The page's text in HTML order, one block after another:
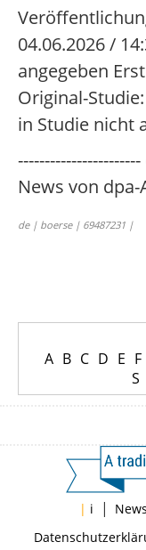
04.06.2026 /
angegeben
Original-
in Studie nicht
News von dpa-
de | boerse | 69487231 |
A B C D E F
S
| i | News